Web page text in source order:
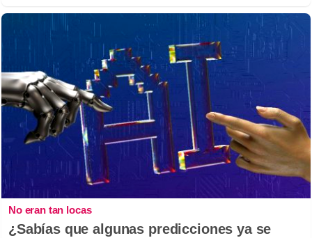
No eran tan locas
¿Sabías que algunas predicciones ya se